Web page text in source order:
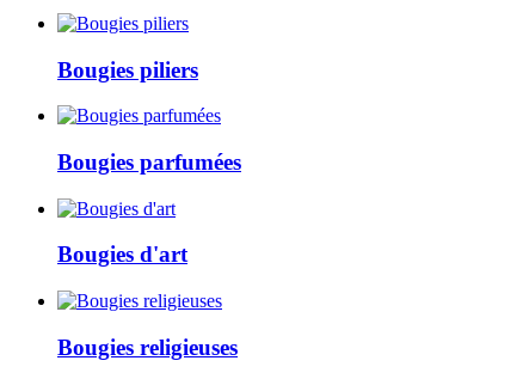
Bougies piliers
Bougies parfumées
Bougies d'art
Bougies religieuses